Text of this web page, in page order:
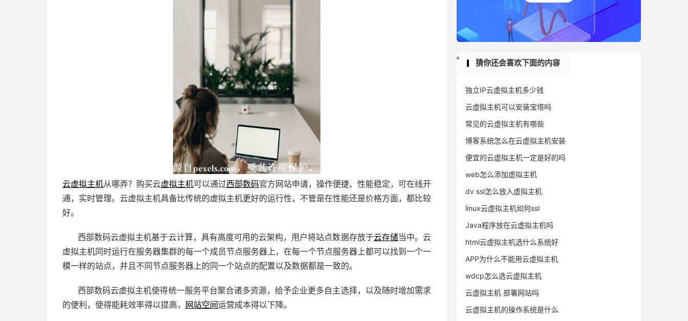
云虚拟主机从哪弄？购买云虚拟主机可以通过西部数码官方网站申请，操作便捷、性能稳定，可在线开
通，实时管理。云虚拟主机具备比传统的虚拟主机更好的运行性，不管是在性能还是价格方面，都比较
好。
西部数码云虚拟主机基于云计算，具有高度可用的云架构，用户将站点数据存放于云存储当中。云
虚拟主机同时运行在服务器集群的每一个成员节点服务器上，在每一个节点服务器上都可以找到一个一
模一样的站点，并且不同节点服务器上的同一个站点的配置以及数据都是一致的。
西部数码云虚拟主机使得统一服务平台聚合诸多资源，给予企业更多自主选择，以及随时增加需求
的便利，使得能耗效率得以提高， 网站空间运营成本得以下降。
猜你还会喜欢下面的内容
独立IP云虚拟主机多少钱
云虚拟主机可以安装宝塔吗
常见的云虚拟主机有哪些
博客系统怎么在云虚拟主机安装
便宜的云虚拟主机一定是好的吗
web怎么添加虚拟主机
dv ssl怎么放入虚拟主机
linux云虚拟主机如何ssl
Java程序放在云虚拟主机吗
html云虚拟主机选什么系统好
APP为什么不能用云虚拟主机
wdcp怎么选云虚拟主机
云虚拟主机 部署网站吗
云虚拟主机的操作系统是什么